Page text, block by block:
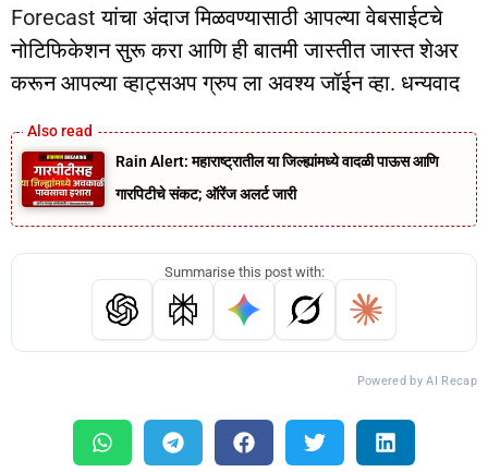
Forecastयांचा अंदाज मिळवण्यासाठी आपल्या वेबसाईटचे
नोटिफिकेशन सुरू करा आणि ही बातमी जास्तीत जास्त शेअर
करून आपल्या व्हाट्सअप ग्रुप ला अवश्य जॉईन व्हा. धन्यवाद
Rain Alert: महाराष्ट्रातील या जिल्ह्यांमध्ये वादळी पाऊस आणि
गारपिटीचे संकट; ऑरेंज अलर्ट जारी
Summarise this post with:
Powered by AI Recap